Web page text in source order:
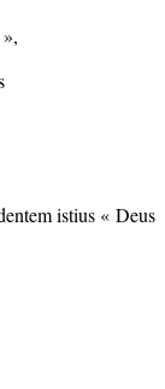
istius « Deus